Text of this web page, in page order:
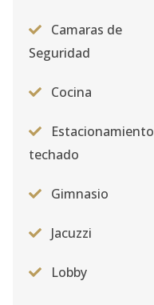
Camaras de
Seguridad
Cocina
Estacionamiento
techado
Gimnasio
Jacuzzi
Lobby